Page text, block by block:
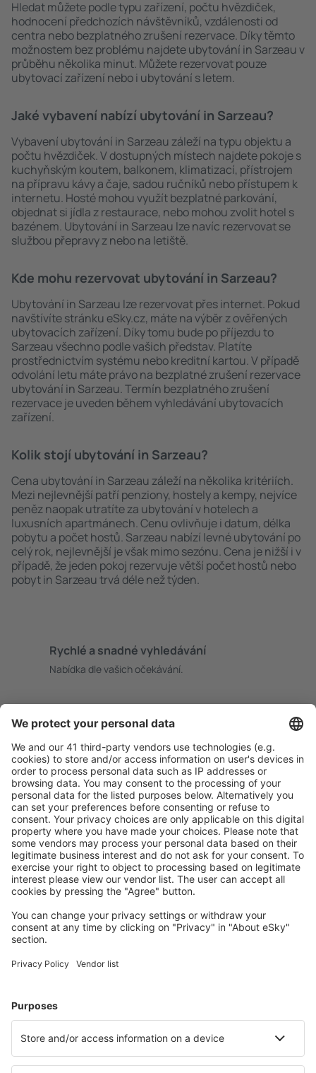
Hledat můžete podle typu zařízení, počtu hvězdiček,
hodnocení předchozích návštěvníků, vzdálenosti od
centra nebo bezplatného zrušení rezervace. Díky těmto
možnostem bez problému najdete ubytování in Sarzeau v
průběhu několika minut. Můžete rezervovat pouze
ubytovací zařízení nebo i ubytování s letem.
Jaké vybavení nabízí ubytování in Sarzeau?
Vybavení ubytování in Sarzeau záleží na typu objektu a
počtu hvězdiček. V dostupných místech najdete pokoje s
kuchyňským koutem, balkonem, klimatizací, přístrojem
na přípravu kávy a čaje, sadou ručníků nebo přístupem k
internetu. Hosté mohou využít bezplatné parkování,
objednat si jídla z restaurace, nebo mohou zvolit hotel s
bazénem. Ubytování in Sarzeau lze navíc rezervovat se
službou přepravy z nebo na letiště.
Kde mohu rezervovat ubytování in Sarzeau?
Ubytování in Sarzeau lze rezervovat přes internet. Pokud
navštívíte stránku eSky.cz, máte na výběr z ověřených
ubytovacích zařízení. Díky tomu bude po příjezdu to
Sarzeau všechno podle vašich představ. Platíte
prostřednictvím systému nebo kreditní kartou. V případě
odvolání letu máte právo na bezplatné zrušení rezervace
ubytování in Sarzeau. Termín bezplatného zrušení
rezervace je uveden během vyhledávání ubytovacích
zařízení.
Kolik stojí ubytování in Sarzeau?
Cena ubytování in Sarzeau záleží na několika kritériích.
Mezi nejlevnější patří penziony, hostely a kempy, nejvíce
peněz naopak utratíte za ubytování v hotelech a
luxusních apartmánech. Cenu ovlivňuje i datum, délka
pobytu a počet hostů. Sarzeau nabízí levné ubytování po
celý rok, nejlevnější je však mimo sezónu. Cena je nižší i v
případě, že jeden pokoj rezervuje větší počet hostů nebo
pobyt in Sarzeau trvá déle než týden.
Rychlé a snadné vyhledávání
Nabídka dle vašich očekávání.
Bezproblémová rezervace s možností bezplatného
zrušení.
S námi ušetříte
Atraktivní ceny a speciální nabídky pro přihlášené
uživatele.
Ubytování dle vašeho gusta
Vyberte si z více než 1.3 milionu zařízení: hotelů,
apartmánů, chat a dalších.
Uživateli eSky nejčastěji hledané ubytování
Ubytování ve Francii - Oblíbená města
Ubytování in Frejus Ubytování v Nice